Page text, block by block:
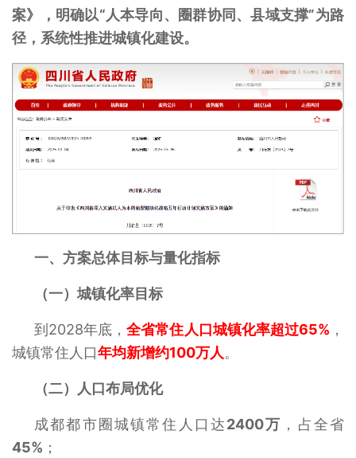
案》，明确以“人本导向、圈群协同、县域支撑”为路
径，系统性推进城镇化建设。
一、 方案总体目标与量化指标
（一）城镇化率目标‌
到2028年底，全省常住人口城镇化率超过65% ，
城镇常住人口年均新增约100万人。
（二）‌人口布局优化‌
成都都市圈城镇常住人口达2400万 ，占全省
45%‌ ；